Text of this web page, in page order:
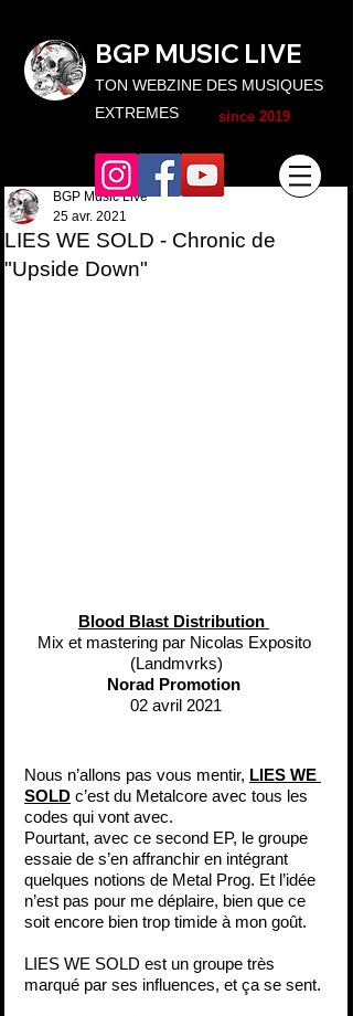
TON WEBZINE DES MUSIQUES
EXTREMES
BGP MUSIC LIVE
since 2019
LIES WE SOLD - Chronic de
"Upside Down"
BGP Music Live
25 avr. 2021
Blood Blast Distribution
Mix et mastering par Nicolas Exposito
(Landmvrks)
Norad Promotion
02 avril 2021
Nous n’allons pas vous mentir, LIES WE
SOLD c’est du Metalcore avec tous les
codes qui vont avec.
Pourtant, avec ce second EP, le groupe
essaie de s’en affranchir en intégrant
quelques notions de Metal Prog. Et l’idée
n’est pas pour me déplaire, bien que ce
soit encore bien trop timide à mon goût.
LIES WE SOLD est un groupe très
marqué par ses influences, et ça se sent.